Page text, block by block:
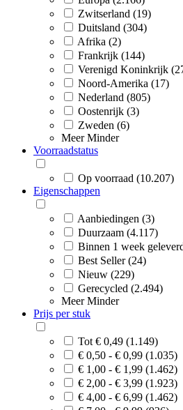
Zwitserland (19)
Duitsland (304)
Afrika (2)
Frankrijk (144)
Verenigd Koninkrijk
Noord-Amerika (17)
Nederland (805)
Oostenrijk (3)
Zweden (6)
Meer Minder
Voorraadstatus
Op voorraad (10.207)
Eigenschappen
Aanbiedingen (3)
Duurzaam (4.117)
Binnen 1 week
Best Seller (24)
Nieuw (229)
Gerecycled (2.494)
Meer Minder
Prijs per stuk
Tot € 0,49 (1.149)
€ 0,50 - € 0,99 (1.035)
€ 1,00 - € 1,99 (1.462)
€ 2,00 - € 3,99 (1.923)
€ 4,00 - € 6,99 (1.462)